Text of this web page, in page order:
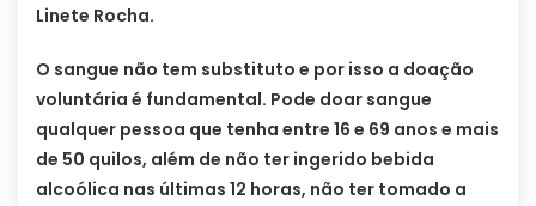
Linete Rocha.
O sangue não tem substituto e por isso a doação
voluntária é fundamental. Pode doar sangue
qualquer pessoa que tenha entre 16 e 69 anos e mais
de 50 quilos, além de não ter ingerido bebida
alcoólica nas últimas 12 horas, não ter tomado a